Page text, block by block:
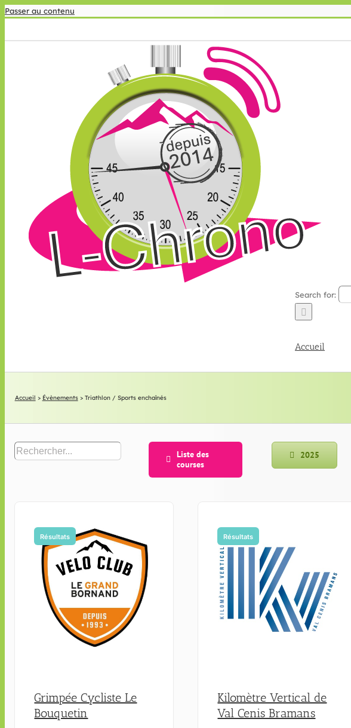
Passer au contenu
Search for:
Accueil
Accueil > Évènements> Triathlon / Sports enchaînés
Liste des
courses
2025
Résultats
Grimpée Cycliste Le
Bouquetin
Résultats
Kilomètre Vertical de
Val Cenis Bramans